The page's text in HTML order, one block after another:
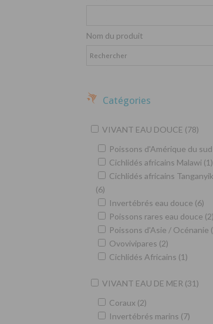
Nom du produit
Catégories
VIVANT EAU DOUCE (78)
Poissons d'Amérique du sud
Cichlidés africains Malawi (1)
Cichlidés africains
(6)
Invertébrés eau douce (6)
Poissons rares eau douce (2)
Poissons d'Asie / Océnanie
Ovovivipares (2)
Cichlidés Africains (1)
VIVANT EAU DE MER (31)
Coraux (2)
Invertébrés marins (7)